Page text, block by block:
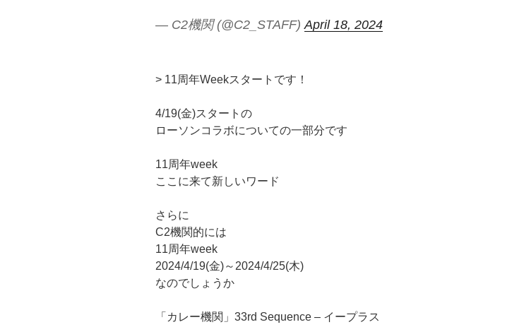
— C2機関 (@C2_STAFF)April 18, 2024
> 11周年Weekスタートです！
4/19(金)スタートの
ローソンコラボについての一部分です
11周年week
ここに来て新しいワード
さらに
C2機関的には
11周年week
2024/4/19(金)～2024/4/25(木)
なのでしょうか
「カレー機関」33rd Sequence – イープラス